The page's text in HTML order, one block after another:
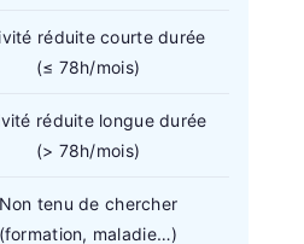
réduite courte durée
(≤ 78h/mois)
réduite longue durée
(> 78h/mois)
Non tenu de chercher
(formation, maladie…)